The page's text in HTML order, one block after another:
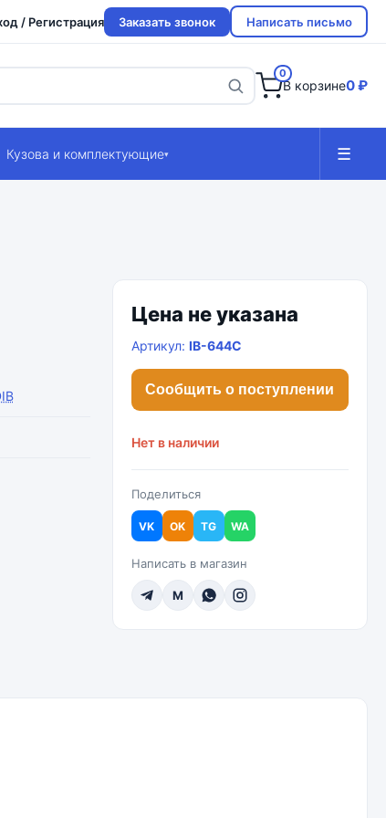
/ Регистрация Заказать звонок Написать письмо
0
В корзине0 ₽
Кузова и комплектующие▾ ☰
Цена не указана
Артикул: IB-644C
Сообщить о поступлении
Нет в наличии
Поделиться
VK OK TG WA
Написать в магазин
M